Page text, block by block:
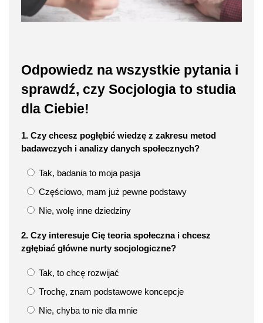
Odpowiedz na wszystkie pytania i
sprawdź, czy Socjologia to studia
dla Ciebie!
1. Czy chcesz pogłębić wiedzę z zakresu metod
badawczych i analizy danych społecznych?
Tak, badania to moja pasja
Częściowo, mam już pewne podstawy
Nie, wolę inne dziedziny
2. Czy interesuje Cię teoria społeczna i chcesz
zgłębiać główne nurty socjologiczne?
Tak, to chcę rozwijać
Trochę, znam podstawowe koncepcje
Nie, chyba to nie dla mnie